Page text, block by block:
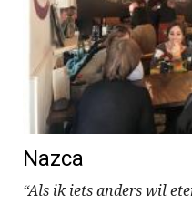
Nazca
“Als ik iets anders wil